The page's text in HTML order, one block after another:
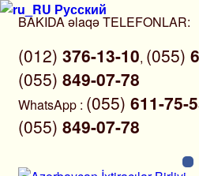
Skip
content
BAKIDA əlaqə TELEFONLAR:
(012) 376-13-10, (055)
(055) 849-07-78
WhatsApp : (055) 611-75-
(055) 849-07-78
Русский